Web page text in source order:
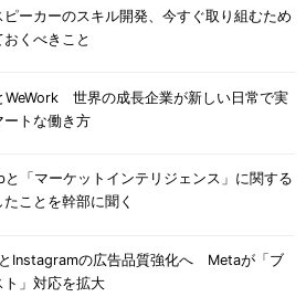
ピーカーのスキル開発、今すぐ取り組むため
くべきこと
WeWork 世界の成長企業が新しい日常で実
ートな働き方
と「マーケットインテリジェンス」に関する
ことを幹部に聞く
Instagramの広告品質強化へ Metaが「ブ
ト」対応を拡大